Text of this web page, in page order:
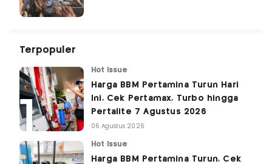
Terpopuler
Hot Issue
Harga BBM Pertamina Turun Hari
Ini, Cek Pertamax, Turbo hingga
Pertalite 7 Agustus 2026
06 Agustus 2026
Hot Issue
Harga BBM Pertamina Turun, Cek